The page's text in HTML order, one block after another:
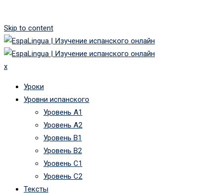
Skip to content
x
Уроки
Уровни испанского
Уровень А1
Уровень А2
Уровень B1
Уровень B2
Уровень C1
Уровень C2
Тексты